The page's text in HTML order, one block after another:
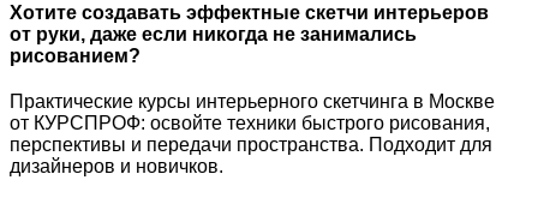
Хотите создавать эффектные скетчи интерьеров
от руки, даже если никогда не занимались
рисованием?
Практические курсы интерьерного скетчинга в Москве
от КУРСПРОФ: освойте техники быстрого рисования,
перспективы и передачи пространства. Подходит для
дизайнеров и новичков.